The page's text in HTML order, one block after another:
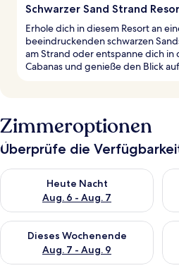
Schwarzer Sand Strand
Erhole dich in diesem Resort an
beeindruckenden schwarzen
am Strand oder entspanne dich in
Cabanas und genieße den Blick
Zimmeroptionen
Überprüfe die
Heute Nacht
Aug. 6 - Aug. 7
Überprüfe die Verfügbarkeit für
Dieses Wochenende
Aug. 7 - Aug. 9
Überprüfe die Verfügbarkeit für